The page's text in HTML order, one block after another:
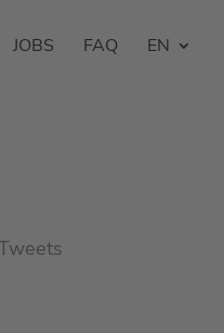
JOBS FAQ EN